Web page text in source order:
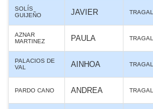
SOLÍS
GUIJEÑO
JAVIER
AZNAR
MARTINEZ
PAULA
PALACIOS DE
VAL
AINHOA
PARDO CANO ANDREA